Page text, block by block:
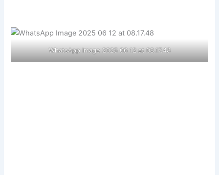
WhatsApp Image 2025 06 12 at 08.17.48